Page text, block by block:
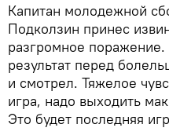
Капитан молодежной
Подколзин принес
разгромное поражение.
результат перед
и смотрел. Тяжелое
игра, надо выходить
Это будет последняя